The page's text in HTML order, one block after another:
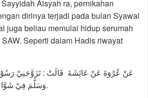
Aisyah ra, pernikahan
dirinya terjadi pada bulan Syawal
juga beliau memulai hidup serumah
Seperti dalam Hadis riwayat
عَنْ عُرْوَةَ عَنْ عَائِشَةَ قَالَتْ : تَزَوَّجَنِيْ رَسُوْلُ
وَسَلَّمَ فِيْ شَوَّالٍ وَ بَنَى بِيْ فِيْ شَوَّالٍ.